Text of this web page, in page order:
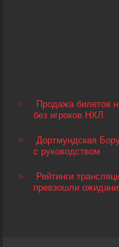
Продажа билетов
без игроков НХЛ
Дортмундская
с руководством
Рейтинги
превзошли